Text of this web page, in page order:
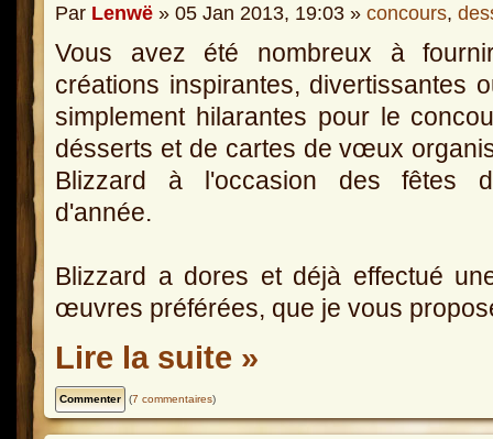
Par Lenwë » 05 Jan 2013, 19:03 » concours,
Vous avez été nombreux à
créations inspirantes, divertissantes
simplement hilarantes pour le
désserts et de cartes de vœux
Blizzard à l'occasion des fêtes
d'année.
Blizzard a dores et déjà effectué
œuvres préférées, que je vous
Lire la suite »
(7 commentaires)